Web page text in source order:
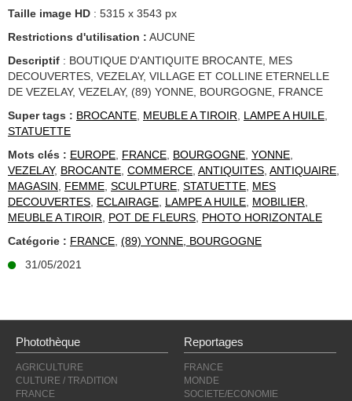
Taille image HD : 5315 x 3543 px
Restrictions d'utilisation : AUCUNE
Descriptif : BOUTIQUE D'ANTIQUITE BROCANTE, MES
DECOUVERTES, VEZELAY, VILLAGE ET COLLINE ETERNELLE
DE VEZELAY, VEZELAY, (89) YONNE, BOURGOGNE, FRANCE
Super tags : BROCANTE, MEUBLE A TIROIR, LAMPE A HUILE,
STATUETTE
Mots clés : EUROPE, FRANCE, BOURGOGNE, YONNE,
VEZELAY, BROCANTE, COMMERCE, ANTIQUITES, ANTIQUAIRE,
MAGASIN, FEMME, SCULPTURE, STATUETTE, MES
DECOUVERTES, ECLAIRAGE, LAMPE A HUILE, MOBILIER,
MEUBLE A TIROIR, POT DE FLEURS, PHOTO HORIZONTALE
Catégorie : FRANCE, (89) YONNE, BOURGOGNE
31/05/2021
Photothèque
AGRICULTURE
CULTURE / TRADITION
FRANCE
Reportages
FRANCE
MONDE
SOCIETE/ECONOMIE